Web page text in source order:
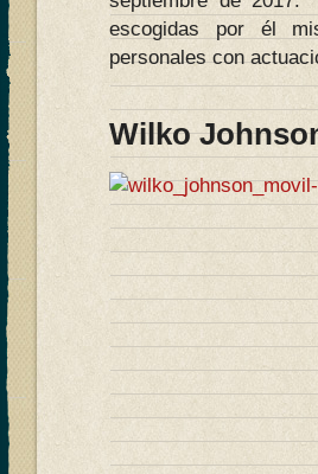
escogidas por él
personales con
Wilko